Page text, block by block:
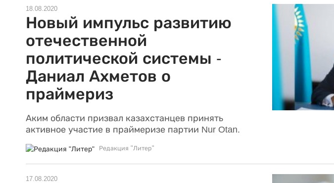
18.08.2020
Новый импульс развитию
отечественной
политической системы -
Даниал Ахметов о
праймериз
Аким области призвал казахстанцев принять
активное участие в праймеризе партии Nur Otan.
Редакция "Литер"
17.08.2020